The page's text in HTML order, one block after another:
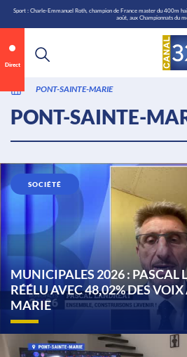
Aller
au
contenu
Sport : Charle-Emmanuel Roth, champion de France master du 400m
août, aux Championnats du
Direct
PONT-SAINTE-MARIE
PONT-SAINTE-
MUNICIPALES 2026 : PASCAL
RÉÉLU AVEC 48,02% DES
MARIE
SOCIÉTÉ